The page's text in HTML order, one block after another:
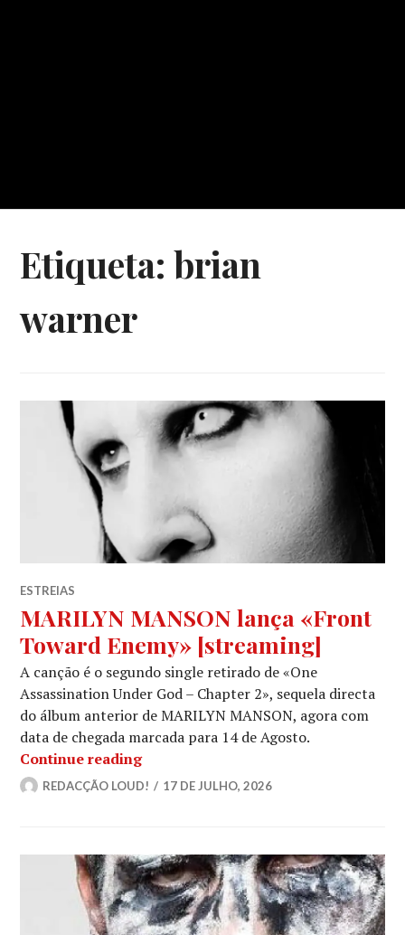
Etiqueta:brian
warner
ESTREIAS
MARILYN MANSON lança «Front
Toward Enemy» [streaming]
A canção é o segundo single retirado de «One
Assassination Under God – Chapter 2», sequela directa
do álbum anterior de MARILYN MANSON, agora com
data de chegada marcada para 14 de Agosto.
Continue readingMARILYN MANSON lança «Front
REDACÇÃO LOUD! 17 DE JULHO, 2026